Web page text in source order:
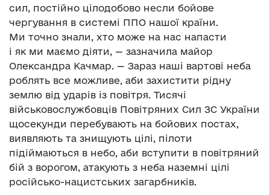
сил, постійно цілодобово несли бойове
чергування в системі ППО нашої країни.
Ми точно знали, хто може на нас напасти
і як ми маємо діяти, — зазначила майор
Олександра Качмар. — Зараз наші вартові неба
роблять все можливе, аби захистити рідну
землю від ударів із повітря. Тисячі
військовослужбовців Повітряних Сил ЗС України
щосекунди перебувають на бойових постах,
виявляють та знищують цілі, пілоти
підіймаються в небо, аби вступити в повітряний
бій з ворогом, атакують з неба наземні цілі
російсько-нацистських загарбників.